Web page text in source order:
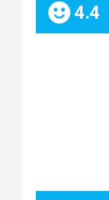
Celkom:
4.4